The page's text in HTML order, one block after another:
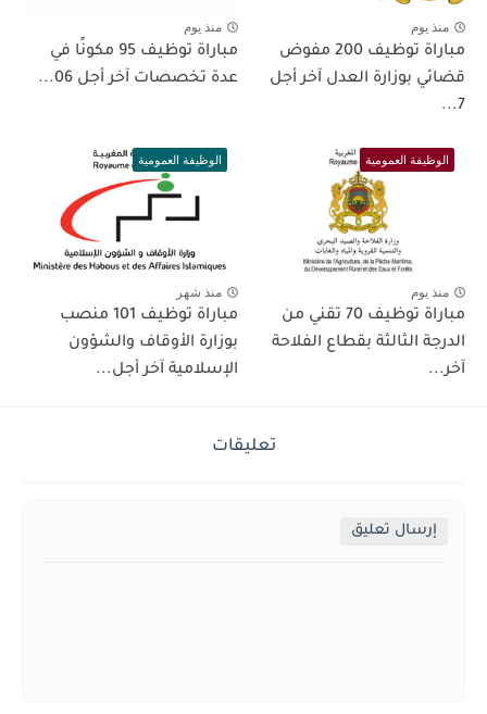
منذ يوم
مباراة توظيف 200 مفوض
قضائي بوزارة العدل آخر أجل
7...
منذ يوم
مباراة توظيف 95 مكونًا في
عدة تخصصات آخر أجل 06...
الوظيفة العمومية
منذ يوم
مباراة توظيف 70 تقني من
الدرجة الثالثة بقطاع الفلاحة
آخر...
الوظيفة العمومية
منذ شهر
مباراة توظيف 101 منصب
بوزارة الأوقاف والشؤون
الإسلامية آخر أجل...
تعليقات
إرسال تعليق